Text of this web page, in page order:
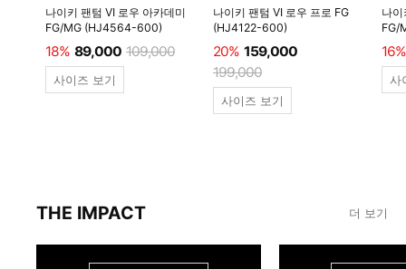
나이키 팬텀 VI 로우 아카데미
FG/MG (HJ4564-600)
18% 89,000 109,000
사이즈 보기
나이키 팬텀 VI 로우 프로 FG
(HJ4122-600)
20% 159,000
199,000
사이즈 보기
나
FG/
16%
사
THE IMPACT 더 보기